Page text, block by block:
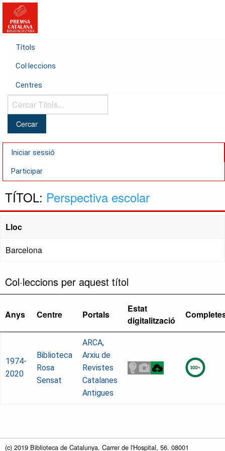
Títols
Col·leccions
Centres
Cercar
Títols...
Iniciar sessió
Participar
TÍTOL: Perspectiva escolar
Lloc
Barcelona
Col·leccions per aquest títol
Anys Centre Portals
Estat
digitalització
1974-
2020
Biblioteca
Rosa
Sensat
ARCA,
Arxiu de
Revistes
Catalanes
Antigues
(c) 2019 Biblioteca de Catalunya. Carrer de l'Hospital, 56. 08001